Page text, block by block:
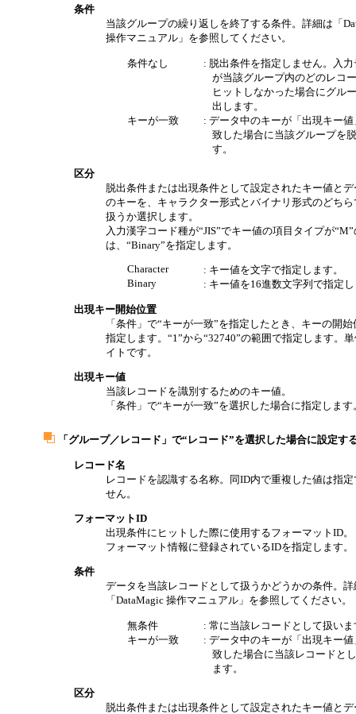
条件
当該グループの繰り返しを終了する条件。詳細は「
操作マニュアル」を参照してください。
条件なし
: 脱出条件を指定しません。入
が当該グループ内のどのレコ
ヒットしなかった場合にグル
出します。
キーが一致
: データ中のキーが「出現キー
致した場合に当該グループを
す。
区分
脱出条件または出現条件として設定されたキー値と
のキーを、キャラクター形式とバイナリ形式のどち
扱うか選択します。
入力漢字コード種が“JIS”でキー値の項目タイプが
は、“Binary”を指定します。
Character
: キー値を文字で指定します。
Binary
: キー値を16進数文字列で指定
出現キー開始位置
「条件」で“キーが一致”を指定したとき、キーの開
指定します。“1”から“32740”の範囲で指定します。
イトです。
出現キー値
当該レコードを識別するためのキー値。
「条件」で“キーが一致”を選択した場合に指定します
「グループ／レコード」で“レコード”を選択した場合に設定す
レコード名
レコードを認識する名称。同ID内で重複した値は指
せん。
フォーマットID
出現条件にヒットした際に使用するフォーマットID。
フォーマット情報に登録されているIDを指定します。
条件
データを当該レコードとして扱うかどうかの条件。詳
「DataMagic 操作マニュアル」を参照してください。
無条件
: 常に当該レコードとして扱いま
キーが一致
: データ中のキーが「出現キー
致した場合に当該レコードと
ます。
区分
脱出条件または出現条件として設定されたキー値と